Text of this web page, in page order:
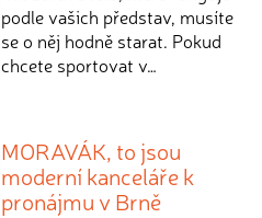
podle vašich představ, musíte
se o něj hodně starat. Pokud
chcete sportovat v…
MORAVÁK, to jsou
moderní kanceláře k
pronájmu v Brně